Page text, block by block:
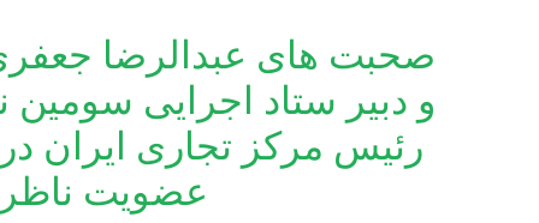
صحبت های عبدالرضا
و دبیر ستاد اجرایی سومین
رئیس مرکز تجاری ایران
عضویت ناظر